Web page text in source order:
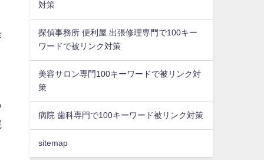
対策
探偵事務所 便利屋 出張修理専門で100キー
ワードで被リンク対策
美容サロン専門100キーワードで被リンク対
策
病院 歯科専門で100キーワード被リンク対策
sitemap